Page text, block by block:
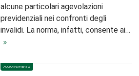
alcune particolari agevolazioni
previdenziali nei confronti degli
invalidi. La norma, infatti, consente ai…
AGGIORNAMENTO